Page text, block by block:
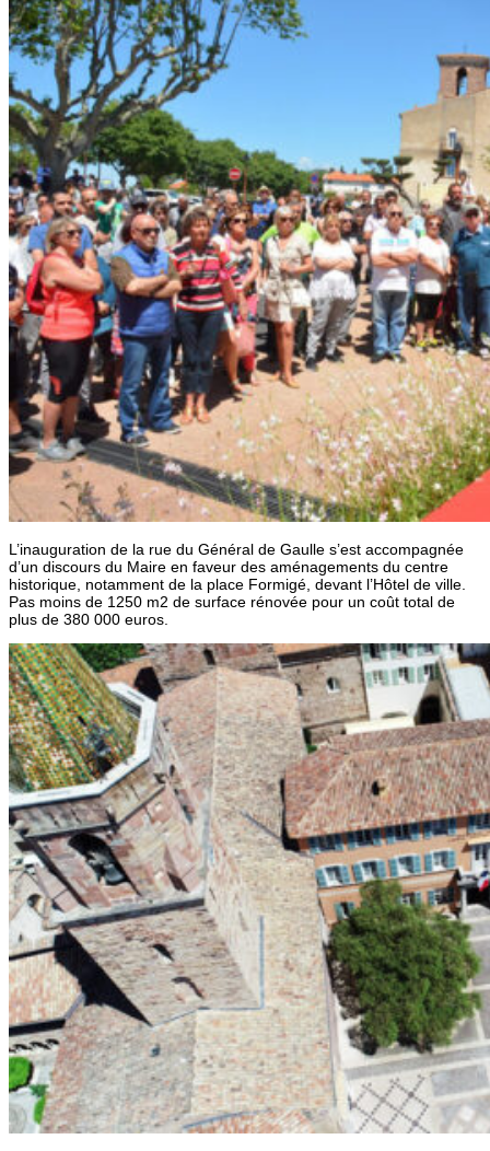
L’inauguration de la rue du Général de Gaulle s’est accompagnée
d’un discours du Maire en faveur des aménagements du centre
historique, notamment de la place Formigé, devant l’Hôtel de ville.
Pas moins de 1250 m2 de surface rénovée pour un coût total de
plus de 380 000 euros.